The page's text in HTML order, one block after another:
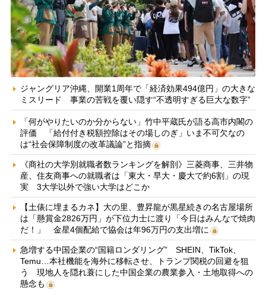
ジャングリア沖縄、開業1周年で「経済効果494億円」の大きな
ミスリード 事業の苦戦を覆い隠す“不透明すぎる巨大な数字”
「何がやりたいのか分からない」竹中平蔵氏が語る高市内閣の
評価 「給付付き税額控除はその場しのぎ」いま不可欠なの
は“社会保障制度の改革議論”と指摘
《商社の大学別就職者数ランキングを解剖》三菱商事、三井物
産、住友商事への就職者は「東大・早大・慶大で約6割」の現
実 3大学以外で強い大学はどこか
【土俵に埋まるカネ】大の里、豊昇龍が黒星続きの名古屋場所
は「懸賞金2826万円」が下位力士に渡り「今日はみんなで焼肉
だ！」 金星4個配給で協会は年96万円の支出増に
急増する中国企業の“国籍ロンダリング” SHEIN、TikTok、
Temu…本社機能を海外に移転させ、トランプ関税の回避を狙
う 現地人を隠れ蓑にした中国企業の農業参入・土地取得への
懸念も